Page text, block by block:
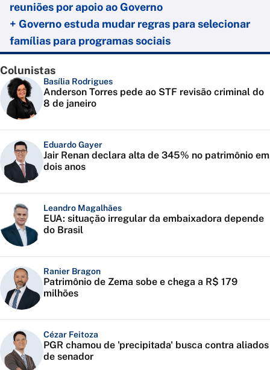
reuniões por apoio ao Governo
+ Governo estuda mudar regras para selecionar
famílias para programas sociais
Colunistas
Basília Rodrigues
Anderson Torres pede ao STF revisão criminal do
8 de janeiro
Eduardo Gayer
Jair Renan declara alta de 345% no patrimônio em
dois anos
Leandro Magalhães
EUA: situação irregular da embaixadora depende
do Brasil
Ranier Bragon
Patrimônio de Zema sobe e chega a R$ 179
milhões
Cézar Feitoza
PGR chamou de 'precipitada' busca contra aliados
de senador